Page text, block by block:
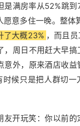
是满房率从52%跳到
意多住一晚。整体
了大概23% ，而且
，周日不用赶大早搞
意外，原来酒店收益
时候只是把人群切
友开玩笑：你以前的